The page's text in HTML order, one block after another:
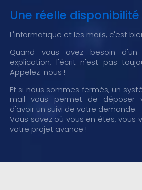
Une réelle disponibilité
L'informatique et les mails, c'est
Quand vous avez besoin
explication, l'écrit n'est pas
Appelez-nous !
Et si nous sommes fermés, un
mail vous permet de déposer
d'avoir un suivi de votre demande.
Vous savez où vous en êtes, vous
votre projet avance !